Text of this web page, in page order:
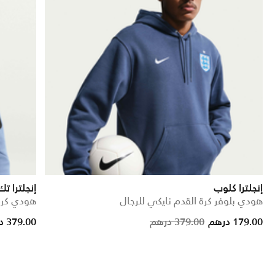
إنجلترا كلوب
هودي بلوفر كرة القدم نايكي للرجال
Price reduced from
379.00 درهم to 179.00 درهم
إنجلترا
هودي
379.00 درهم